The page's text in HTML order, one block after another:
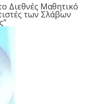
Διεθνές Μαθητικό
των Σλάβων